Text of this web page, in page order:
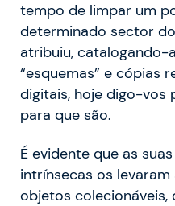
tempo de limpar um
determinado sector
atribuiu, catalogando-
“esquemas” e cópias
digitais, hoje digo-vos
para que são.
É evidente que as
intrínsecas os
objetos colecionáveis,